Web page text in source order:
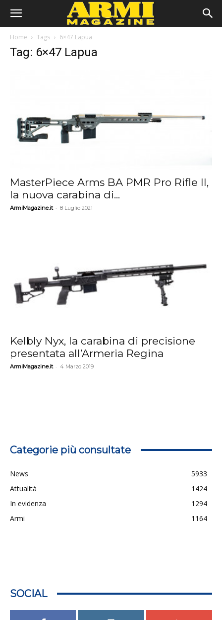
Home Tags 6×47 Lapua
Tag: 6×47 Lapua
MasterPiece Arms BA PMR Pro Rifle II,
la nuova carabina di...
ArmiMagazine.it - 8 Luglio 2021
Kelbly Nyx, la carabina di precisione
presentata all’Armeria Regina
ArmiMagazine.it - 4 Marzo 2019
Categorie più consultate
News
5933
Attualità
1424
In evidenza
1294
Armi
1164
SOCIAL